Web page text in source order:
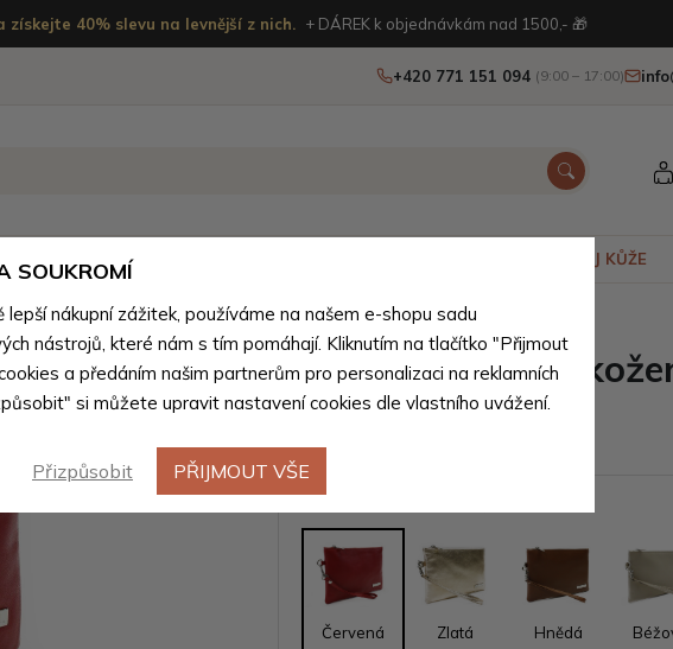
40% slevu na levnější z nich. + DÁREK k objednávkám nad 1500,- 🎁
+420 771 151 094 (9:00 – 17:00)
VÝPRODEJ KŮŽE
etue podle materiálu > Dámské etue z přírodní pravé kůže
Červená dámská
poutkem Aletta
Barevné varianty
Červená Zlatá Hnědá
SOUKROMÍ
nákupní zážitek, používáme na našem e-shopu sadu
nástrojů, které nám s tím pomáhají. Kliknutím na tlačítko "Přijmout
a předáním našim partnerům pro personalizaci na reklamních
si můžete upravit nastavení cookies dle vlastního uvážení.
Přizpůsobit PŘIJMOUT VŠE